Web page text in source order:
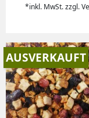
*inkl. MwSt. zzgl.
AUSVERKAUFT